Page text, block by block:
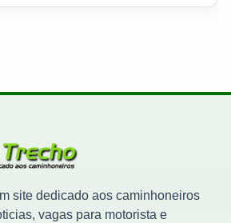
site dedicado aos caminhoneiros
vagas para motorista e